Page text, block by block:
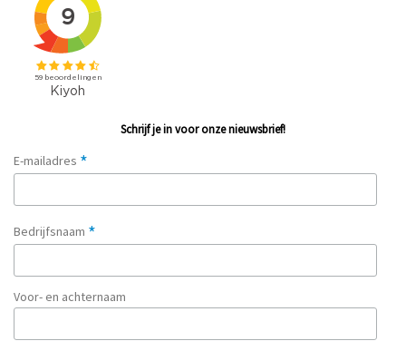
Schrijf je in voor onze nieuwsbrief!
E-mailadres *
Bedrijfsnaam *
Voor- en achternaam